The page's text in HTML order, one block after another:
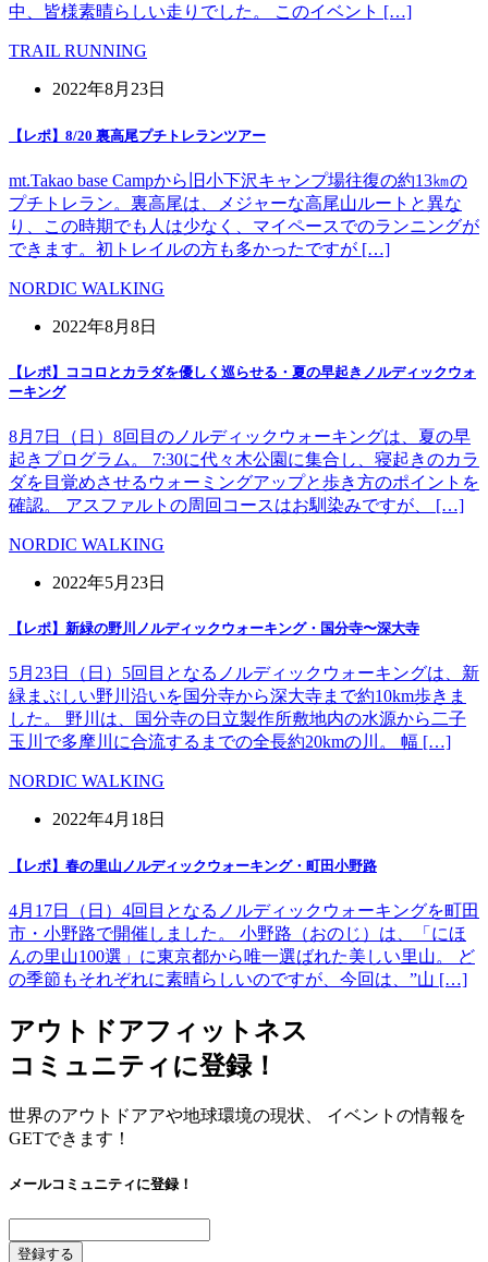
中、皆様素晴らしい走りでした。 このイベント […]
TRAIL RUNNING
2022年8月23日
【レポ】8/20 裏高尾プチトレランツアー
mt.Takao base Campから旧小下沢キャンプ場往復の約13㎞の
プチトレラン。裏高尾は、メジャーな高尾山ルートと異な
り、この時期でも人は少なく、マイペースでのランニングが
できます。初トレイルの方も多かったですが […]
NORDIC WALKING
2022年8月8日
【レポ】ココロとカラダを優しく巡らせる・夏の早起きノルディックウォ
ーキング
8月7日（日）8回目のノルディックウォーキングは、夏の早
起きプログラム。 7:30に代々木公園に集合し、寝起きのカラ
ダを目覚めさせるウォーミングアップと歩き方のポイントを
確認。 アスファルトの周回コースはお馴染みですが、 […]
NORDIC WALKING
2022年5月23日
【レポ】新緑の野川ノルディックウォーキング・国分寺〜深大寺
5月23日（日）5回目となるノルディックウォーキングは、新
緑まぶしい野川沿いを国分寺から深大寺まで約10km歩きま
した。 野川は、国分寺の日立製作所敷地内の水源から二子
玉川で多摩川に合流するまでの全長約20kmの川。 幅 […]
NORDIC WALKING
2022年4月18日
【レポ】春の里山ノルディックウォーキング・町田小野路
4月17日（日）4回目となるノルディックウォーキングを町田
市・小野路で開催しました。 小野路（おのじ）は、「にほ
んの里山100選」に東京都から唯一選ばれた美しい里山。 ど
の季節もそれぞれに素晴らしいのですが、今回は、”山 […]
アウトドアフィットネス
コミュニティに登録！
世界のアウトドアアや地球環境の現状、 イベントの情報を
GETできます！
メールコミュニティに登録！